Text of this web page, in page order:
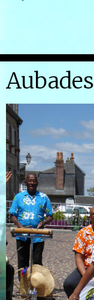
Aubades